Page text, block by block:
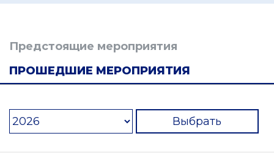
Предстоящие мероприятия
ПРОШЕДШИЕ МЕРОПРИЯТИЯ
Выбрать